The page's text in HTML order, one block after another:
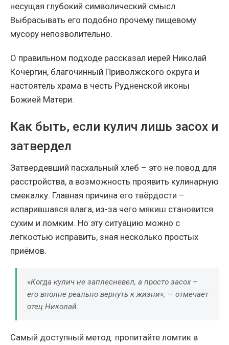
несущая глубокий символический смысл.
Выбрасывать его подобно прочему пищевому
мусору непозволительно.
О правильном подходе рассказал иерей Николай
Кочергин, благочинный Приволжского округа и
настоятель храма в честь Рудненской иконы
Божией Матери.
Как быть, если кулич лишь засох и
затвердел
Затвердевший пасхальный хлеб – это не повод для
расстройства, а возможность проявить кулинарную
смекалку. Главная причина его твёрдости –
испарившаяся влага, из-за чего мякиш становится
сухим и ломким. Но эту ситуацию можно с
лёгкостью исправить, зная несколько простых
приёмов.
«Когда кулич не заплесневел, а просто засох –
его вполне реально вернуть к жизни», — отмечает
отец Николай.
Самый доступный метод: пропитайте ломтик в